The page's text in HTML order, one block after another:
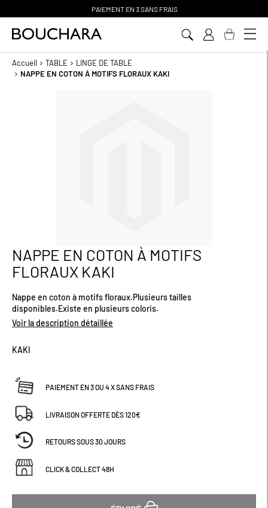
PAIEMENT EN 3 SANS FRAIS
Accueil TABLE
LINGE DE TABLE
NAPPE EN COTON À MOTIFS FLORAUX KAKI
Passer
au
début
la
Galerie
d’images
NAPPE EN COTON À MOTIFS
FLORAUX KAKI
Nappe en coton à motifs floraux.Plusieurs tailles
disponibles.Existe en plusieurs coloris.
Voir la description détaillée
KAKI
PAIEMENT EN 3 OU 4 X SANS FRAIS
LIVRAISON OFFERTE DÈS 120€
RETOURS SOUS 30 JOURS
CLICK & COLLECT 48H